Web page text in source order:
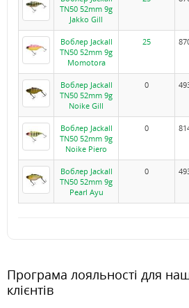
TN50 52mm 9g
Jakko Gill
Воблер Jackall
TN50 52mm 9g
Momotora
25
Воблер Jackall
TN50 52mm 9g
Noike Gill
0
Воблер Jackall
TN50 52mm 9g
Noike Piero
0
Воблер Jackall
TN50 52mm 9g
Pearl Ayu
0
Програма лояльності для
клієнтів